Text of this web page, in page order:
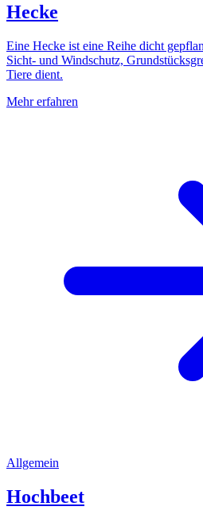
Hecke
Eine Hecke ist eine Reihe dicht
Sicht- und Windschutz,
Tiere dient.
Mehr erfahren
Allgemein
Hochbeet